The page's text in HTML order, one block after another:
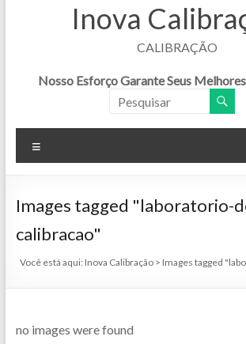
Inova
CALIBRAÇÃO
Nosso Esforço Garante Seus
Images tagged "laboratorio-
calibracao"
Você está aqui: Inova Calibração > Images tagged
no images were found